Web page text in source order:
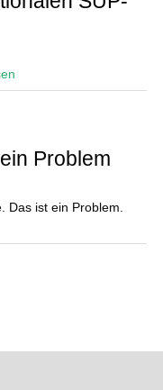
Problem
Das ist ein Problem.